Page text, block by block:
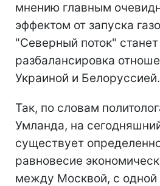
мнению главным
эффектом от запуска
"Северный поток" станет
разбалансировка
Украиной и Белоруссией.
Так, по словам
Умланда, на
существует
равновесие
между Москвой, с одной